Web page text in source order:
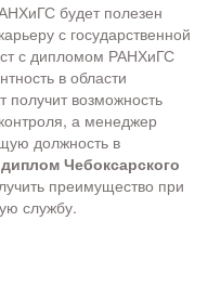
будет полезен
с государственной
с дипломом РАНХиГС
в области
получит возможность
а менеджер
должность в
Чебоксарского
преимущество при
службу.